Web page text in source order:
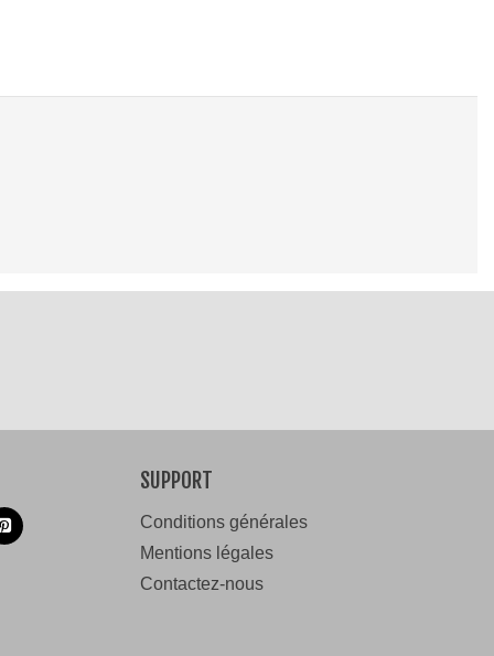
SUPPORT
Conditions générales
Mentions légales
Contactez-nous